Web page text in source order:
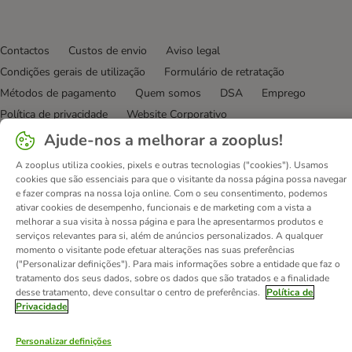
Contactos Custos de envio
Aviso legal
Condições gerais de utilização
Formulário de retratação
Métodos de pagamento
Quem somos DSA
Emprego
Política de privacidade
Website Corporativo
Declaração de acessibilidade
© zooplus SE 2026
Ajude-nos a melhorar a zooplus!
A zooplus utiliza cookies, pixels e outras tecnologias ("cookies"). Usamos
cookies que são essenciais para que o visitante da nossa página possa navegar
e fazer compras na nossa loja online. Com o seu consentimento, podemos
ativar cookies de desempenho, funcionais e de marketing com a vista a
melhorar a sua visita à nossa página e para lhe apresentarmos produtos e
serviços relevantes para si, além de anúncios personalizados. A qualquer
momento o visitante pode efetuar alterações nas suas preferências
("Personalizar definições"). Para mais informações sobre a entidade que faz o
tratamento dos seus dados, sobre os dados que são tratados e a finalidade
desse tratamento, deve consultar o centro de preferências.
Política de
Privacidade
Personalizar definições